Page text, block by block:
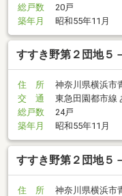
総戸数
20戸
築年月
昭和55年11月
すすき野第２団地５
住 所
神奈川県横浜市
交 通
東急田園都市線
総戸数
24戸
築年月
昭和55年11月
すすき野第２団地５
住 所
神奈川県横浜市